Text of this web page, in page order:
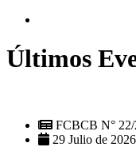
Últimos
FCBCB N°
29 Julio de 2026